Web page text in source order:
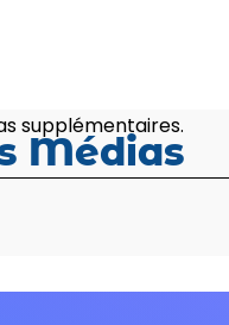
Médias
supplémentaires.